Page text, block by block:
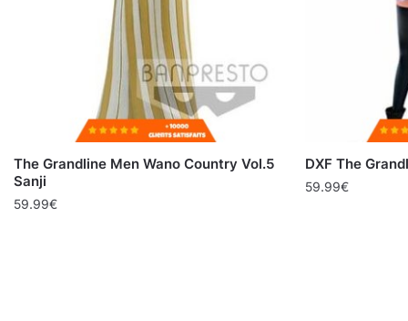
The Grandline Men Wano Country Vol.5
Sanji
59.99€
DXF The
59.99€